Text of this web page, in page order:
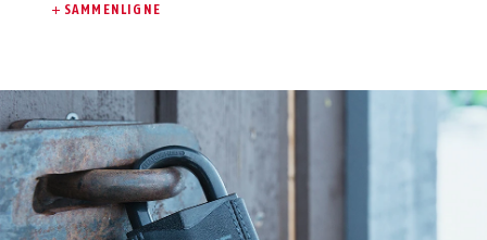
SAMMENLIGNE